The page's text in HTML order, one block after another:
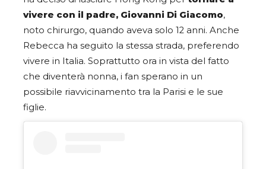
vivere con il padre, Giovanni Di Giacomo,
noto chirurgo, quando aveva solo 12 anni. Anche
Rebecca ha seguito la stessa strada, preferendo
vivere in Italia. Soprattutto ora in vista del fatto
che diventerà nonna, i fan sperano in un
possibile riavvicinamento tra la Parisi e le sue
figlie.